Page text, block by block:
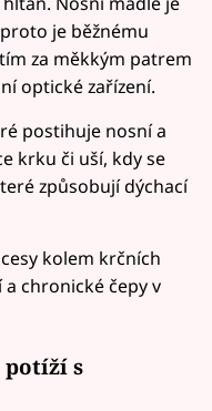
je běžnému
za měkkým patrem
optické zařízení.
postihuje nosní a
krku či uší, kdy se
způsobují dýchací
kolem krčních
chronické čepy v
potíží s